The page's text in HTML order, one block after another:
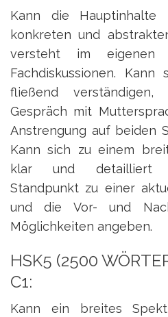
Kann die Hauptinhalte
konkreten und
versteht im eigenen
Fachdiskussionen.
fließend
Gespräch mit
Anstrengung auf beiden
Kann sich zu einem
klar und detailliert
Standpunkt zu einer
und die Vor- und
Möglichkeiten angeben.
HSK5 (2500
C1:
Kann ein breites